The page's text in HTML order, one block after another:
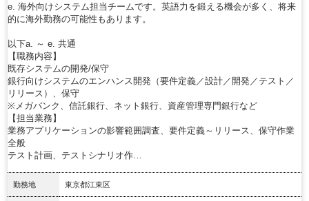
e. 海外向けシステム担当チームです。英語力を鍛える機会が多く、将来
的に海外勤務の可能性もあります。
以下a. ～ e. 共通
【職務内容】
既存システムの開発/保守
銀行向けシステムのエンハンス開発（要件定義／設計／開発／テスト／
リリース）、保守
※メガバンク、信託銀行、ネット銀行、資産管理専門銀行など
【担当業務】
業務アプリケーションの影響範囲調査、要件定義～リリース、保守作業
全般
テスト計画、テストシナリオ作…
勤務地 東京都江東区